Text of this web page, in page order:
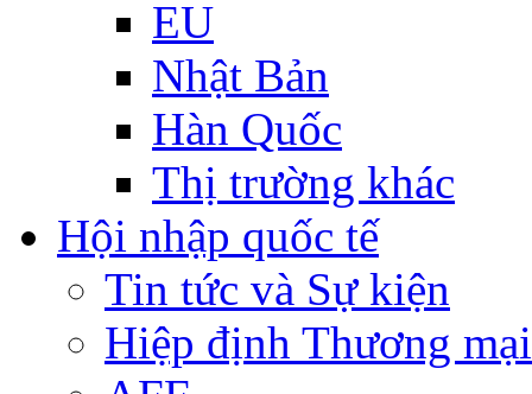
EU
Nhật Bản
Hàn Quốc
Thị trường khác
Hội nhập quốc tế
Tin tức và Sự kiện
Hiệp định Thương